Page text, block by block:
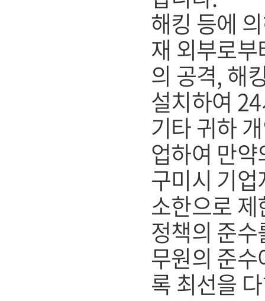
해킹 등에
재 외부로
의 공격, 해
설치하여
기타 귀하
업하여 만
구미시 기
소한으로
정책의 준
무원의 준
록 최선을